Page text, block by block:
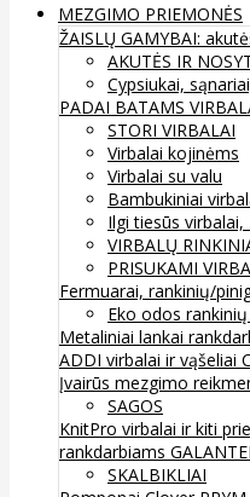
MEZGIMO PRIEMONĖS
ŽAISLŲ GAMYBAI:
AKUTĖS IR
Cypsiukai,
PADAI BATAMS
STORI VIRBALAI
Virbalai kojinėms
Virbalai su valu
Bambukiniai
Ilgi tiesūs virbalai,
VIRBALŲ
PRISUKAMI
Fermuarai, rankinių/
Eko odos
Metaliniai lankai
ADDI virbalai ir vąšeliai
Įvairūs mezgimo
SAGOS
KnitPro virbalai ir kiti
rankdarbiams
SKALBIKLIAI